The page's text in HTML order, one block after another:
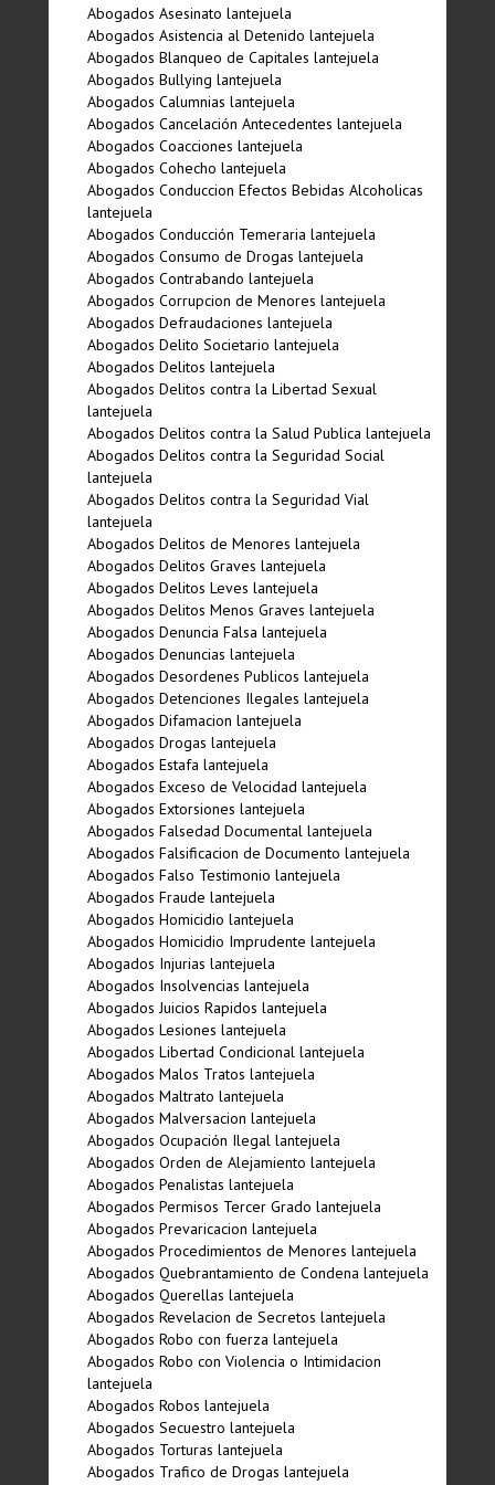
Abogados Asesinato lantejuela
Abogados Asistencia al Detenido lantejuela
Abogados Blanqueo de Capitales lantejuela
Abogados Bullying lantejuela
Abogados Calumnias lantejuela
Abogados Cancelación Antecedentes lantejuela
Abogados Coacciones lantejuela
Abogados Cohecho lantejuela
Abogados Conduccion Efectos Bebidas Alcoholicas
lantejuela
Abogados Conducción Temeraria lantejuela
Abogados Consumo de Drogas lantejuela
Abogados Contrabando lantejuela
Abogados Corrupcion de Menores lantejuela
Abogados Defraudaciones lantejuela
Abogados Delito Societario lantejuela
Abogados Delitos lantejuela
Abogados Delitos contra la Libertad Sexual
lantejuela
Abogados Delitos contra la Salud Publica lantejuela
Abogados Delitos contra la Seguridad Social
lantejuela
Abogados Delitos contra la Seguridad Vial
lantejuela
Abogados Delitos de Menores lantejuela
Abogados Delitos Graves lantejuela
Abogados Delitos Leves lantejuela
Abogados Delitos Menos Graves lantejuela
Abogados Denuncia Falsa lantejuela
Abogados Denuncias lantejuela
Abogados Desordenes Publicos lantejuela
Abogados Detenciones Ilegales lantejuela
Abogados Difamacion lantejuela
Abogados Drogas lantejuela
Abogados Estafa lantejuela
Abogados Exceso de Velocidad lantejuela
Abogados Extorsiones lantejuela
Abogados Falsedad Documental lantejuela
Abogados Falsificacion de Documento lantejuela
Abogados Falso Testimonio lantejuela
Abogados Fraude lantejuela
Abogados Homicidio lantejuela
Abogados Homicidio Imprudente lantejuela
Abogados Injurias lantejuela
Abogados Insolvencias lantejuela
Abogados Juicios Rapidos lantejuela
Abogados Lesiones lantejuela
Abogados Libertad Condicional lantejuela
Abogados Malos Tratos lantejuela
Abogados Maltrato lantejuela
Abogados Malversacion lantejuela
Abogados Ocupación Ilegal lantejuela
Abogados Orden de Alejamiento lantejuela
Abogados Penalistas lantejuela
Abogados Permisos Tercer Grado lantejuela
Abogados Prevaricacion lantejuela
Abogados Procedimientos de Menores lantejuela
Abogados Quebrantamiento de Condena lantejuela
Abogados Querellas lantejuela
Abogados Revelacion de Secretos lantejuela
Abogados Robo con fuerza lantejuela
Abogados Robo con Violencia o Intimidacion
lantejuela
Abogados Robos lantejuela
Abogados Secuestro lantejuela
Abogados Torturas lantejuela
Abogados Trafico de Drogas lantejuela